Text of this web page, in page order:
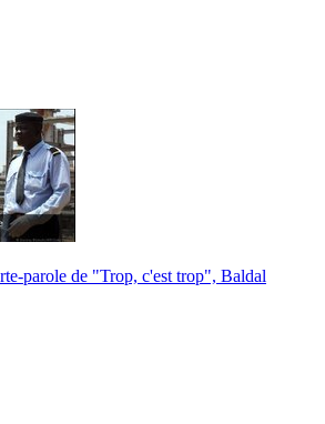
parole de "Trop, c'est trop", Baldal